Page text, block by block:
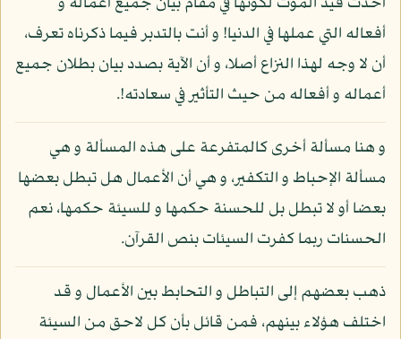
أفعاله التي عملها في الدنيا! و أنت بالتدبر فيما ذكرناه تعرف،
أن لا وجه لهذا النزاع أصلا، و أن الآية بصدد بيان بطلان جميع
أعماله و أفعاله من حيث التأثير في سعادته!.
و هنا مسألة أخرى كالمتفرعة على هذه المسألة و هي
مسألة الإحباط و التكفير، و هي أن الأعمال هل تبطل بعضها
بعضا أو لا تبطل بل للحسنة حكمها و للسيئة حكمها، نعم
الحسنات ربما كفرت السيئات بنص القرآن.
ذهب بعضهم إلى التباطل و التحابط بين الأعمال و قد
اختلف هؤلاء بينهم، فمن قائل بأن كل لاحق من السيئة